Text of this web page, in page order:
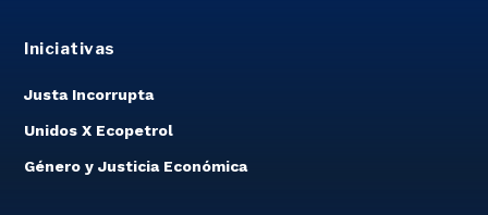
Iniciativas
Justa Incorrupta
Unidos X Ecopetrol
Género y Justicia Económica